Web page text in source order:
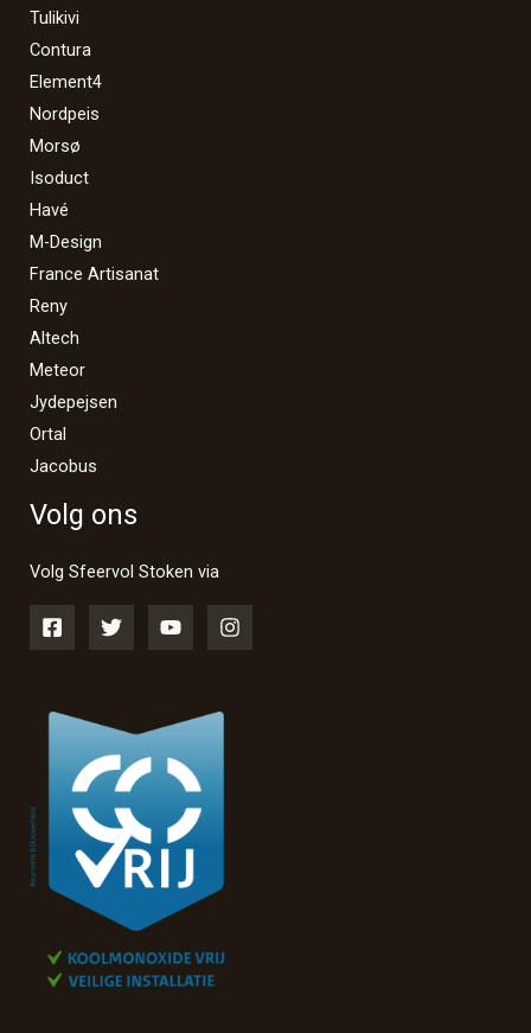
Tulikivi
Contura
Element4
Nordpeis
Morsø
Isoduct
Havé
M-Design
France Artisanat
Reny
Altech
Meteor
Jydepejsen
Ortal
Jacobus
Volg ons
Volg Sfeervol Stoken via